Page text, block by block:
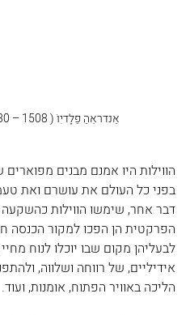
אַנדראֵהַ פַלָדיִוֹ ( 1508 – 1580) - Public domain
הווילות היו אמנם מבנים
בפני כל העולם את עושרם ואת
דבר אחר, שימשו הווילות
הפרקטית הן הפכו למקור הכנסה
לבעליהן מקום שבו יוכלו לנוח
אידיליים, של רווחה ושלווה,
הליכה באוויר הפתוח, אומנות, ועוד.